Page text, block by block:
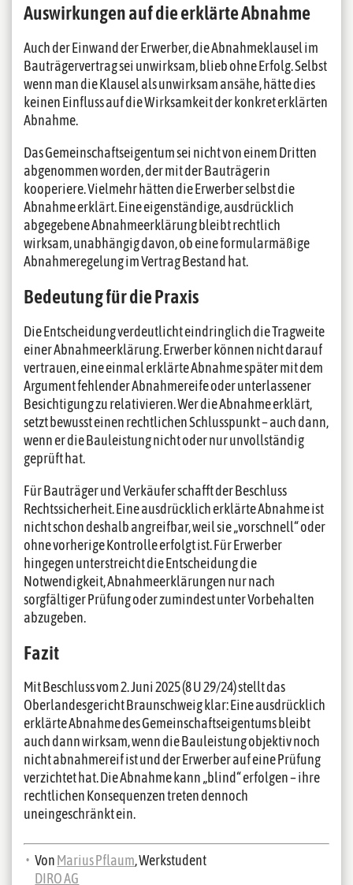
Auswirkungen auf die erklärte Abnahme
Auch der Einwand der Erwerber, die Abnahmeklausel im
Bauträgervertrag sei unwirksam, blieb ohne Erfolg. Selbst
wenn man die Klausel als unwirksam ansähe, hätte dies
keinen Einfluss auf die Wirksamkeit der konkret erklärten
Abnahme.
Das Gemeinschaftseigentum sei nicht von einem Dritten
abgenommen worden, der mit der Bauträgerin
kooperiere. Vielmehr hätten die Erwerber selbst die
Abnahme erklärt. Eine eigenständige, ausdrücklich
abgegebene Abnahmeerklärung bleibt rechtlich
wirksam, unabhängig davon, ob eine formularmäßige
Abnahmeregelung im Vertrag Bestand hat.
Bedeutung für die Praxis
Die Entscheidung verdeutlicht eindringlich die Tragweite
einer Abnahmeerklärung. Erwerber können nicht darauf
vertrauen, eine einmal erklärte Abnahme später mit dem
Argument fehlender Abnahmereife oder unterlassener
Besichtigung zu relativieren. Wer die Abnahme erklärt,
setzt bewusst einen rechtlichen Schlusspunkt – auch dann,
wenn er die Bauleistung nicht oder nur unvollständig
geprüft hat.
Für Bauträger und Verkäufer schafft der Beschluss
Rechtssicherheit. Eine ausdrücklich erklärte Abnahme ist
nicht schon deshalb angreifbar, weil sie „vorschnell“ oder
ohne vorherige Kontrolle erfolgt ist. Für Erwerber
hingegen unterstreicht die Entscheidung die
Notwendigkeit, Abnahmeerklärungen nur nach
sorgfältiger Prüfung oder zumindest unter Vorbehalten
abzugeben.
Fazit
Mit Beschluss vom 2. Juni 2025 (8 U 29/24) stellt das
Oberlandesgericht Braunschweig klar: Eine ausdrücklich
erklärte Abnahme des Gemeinschaftseigentums bleibt
auch dann wirksam, wenn die Bauleistung objektiv noch
nicht abnahmereif ist und der Erwerber auf eine Prüfung
verzichtet hat. Die Abnahme kann „blind“ erfolgen – ihre
rechtlichen Konsequenzen treten dennoch
uneingeschränkt ein.
VonMarius Pflaum, Werkstudent
DIRO AG